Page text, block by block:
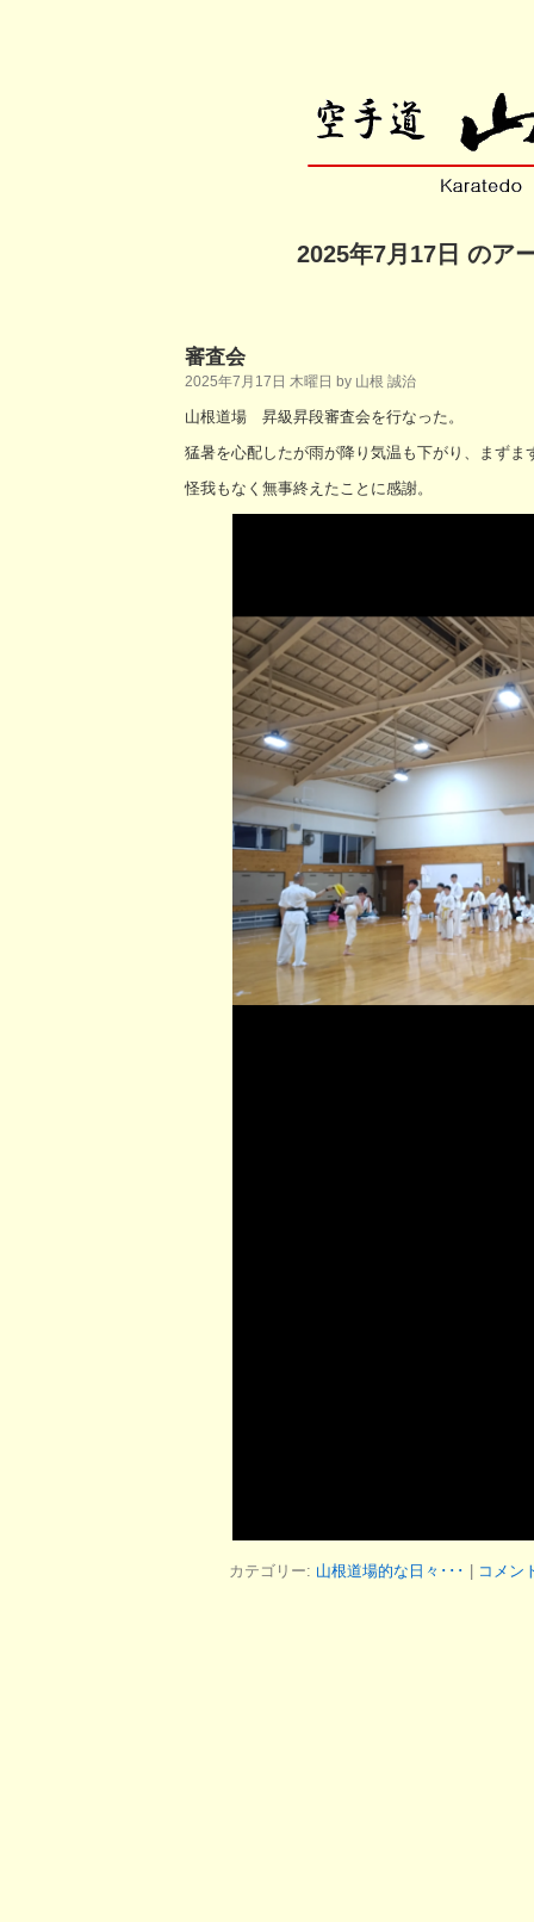
2025年7月17日 のア
審査会
2025年7月17日 木曜日 by 山根 誠治
山根道場 昇級昇段審査会を行なった。
猛暑を心配したが雨が降り気温も下がり、まずま
怪我もなく無事終えたことに感謝。
カテゴリー: 山根道場的な日々･･･ コメン